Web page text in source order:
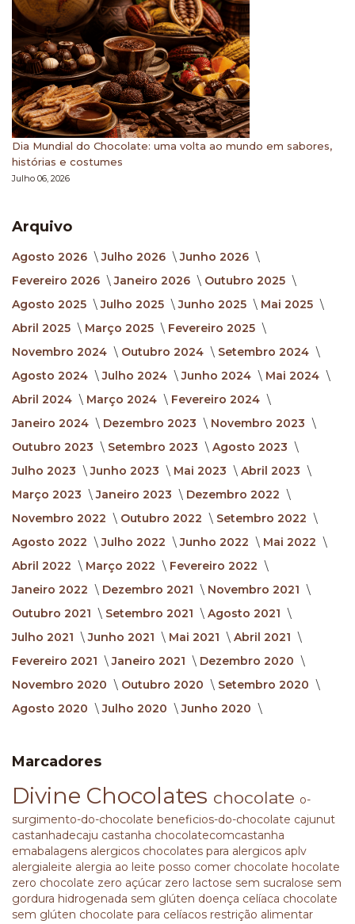
Dia Mundial do Chocolate: uma volta ao mundo em sabores,
histórias e costumes
Julho 06, 2026
Arquivo
Agosto 2026 Julho 2026
Junho 2026
Fevereiro 2026
Janeiro 2026
Outubro 2025
Agosto 2025
Julho 2025 Junho 2025
Mai 2025
Abril 2025
Março 2025
Fevereiro 2025
Novembro 2024
Outubro 2024
Setembro 2024
Agosto 2024
Julho 2024 Junho 2024
Mai 2024
Abril 2024
Março 2024
Fevereiro 2024
Janeiro 2024
Dezembro 2023
Novembro 2023
Outubro 2023
Setembro 2023
Agosto 2023
Julho 2023
Junho 2023 Mai 2023
Abril 2023
Março 2023
Janeiro 2023
Dezembro 2022
Novembro 2022
Outubro 2022
Setembro 2022
Agosto 2022
Julho 2022 Junho 2022
Mai 2022
Abril 2022
Março 2022
Fevereiro 2022
Janeiro 2022
Dezembro 2021
Novembro 2021
Outubro 2021
Setembro 2021
Agosto 2021
Julho 2021
Junho 2021 Mai 2021
Abril 2021
Fevereiro 2021
Janeiro 2021
Dezembro 2020
Novembro 2020
Outubro 2020
Setembro 2020
Agosto 2020
Julho 2020 Junho 2020
Marcadores
Divine Chocolates chocolate o-
surgimento-do-chocolate beneficios-do-chocolate cajunut
castanhadecaju castanha chocolatecomcastanha
emabalagens alergicos chocolates para alergicos aplv
alergialeite alergia ao leite posso comer chocolate hocolate
zero chocolate zero açúcar zero lactose sem sucralose sem
gordura hidrogenada sem glúten doença celíaca chocolate
sem glúten chocolate para celíacos restrição alimentar